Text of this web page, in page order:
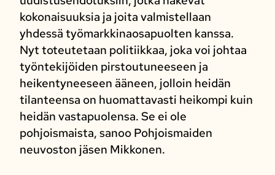
kokonaisuuksia ja joita valmistellaan
yhdessä työmarkkinaosapuolten kanssa.
Nyt toteutetaan politiikkaa, joka voi johtaa
työntekijöiden pirstoutuneeseen ja
heikentyneeseen ääneen, jolloin heidän
tilanteensa on huomattavasti heikompi kuin
heidän vastapuolensa. Se ei ole
pohjoismaista, sanoo Pohjoismaiden
neuvoston jäsen Mikkonen.